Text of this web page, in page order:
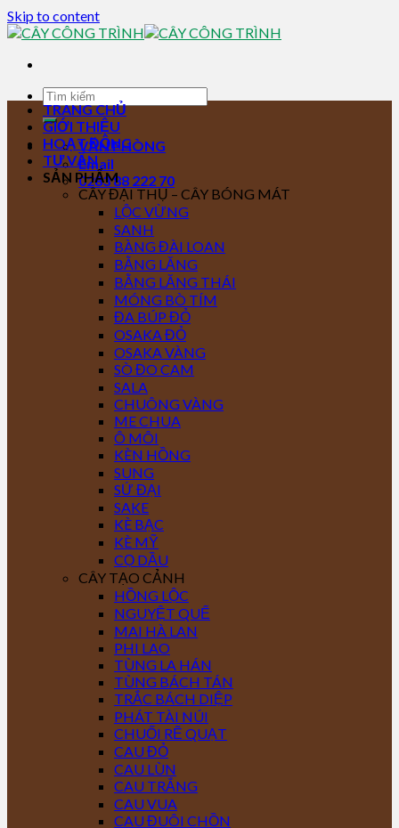
Skip to content
VĂN PHÒNG
Email
0283 88 222 70
TRANG CHỦ
GIỚI THIỆU
HOẠT ĐỘNG
TƯ VẤN
SẢN PHẨM
CÂY ĐẠI THỤ – CÂY BÓNG MÁT
LỘC VỪNG
SANH
BÀNG ĐÀI LOAN
BẰNG LĂNG
BẰNG LĂNG THÁI
MÓNG BÒ TÍM
ĐA BÚP ĐỎ
OSAKA ĐỎ
OSAKA VÀNG
SÒ ĐO CAM
SALA
CHUÔNG VÀNG
ME CHUA
Ô MÔI
KÈN HỒNG
SUNG
SỨ ĐẠI
SAKE
KÈ BẠC
KÈ MỸ
CỌ DẦU
CÂY TẠO CẢNH
HỒNG LỘC
NGUYỆT QUẾ
MAI HÀ LAN
PHI LAO
TÙNG LA HÁN
TÙNG BÁCH TÁN
TRẮC BÁCH DIỆP
PHÁT TÀI NÚI
CHUỐI RẼ QUẠT
CAU ĐỎ
CAU LÙN
CAU TRẮNG
CAU VUA
CAU ĐUÔI CHỒN